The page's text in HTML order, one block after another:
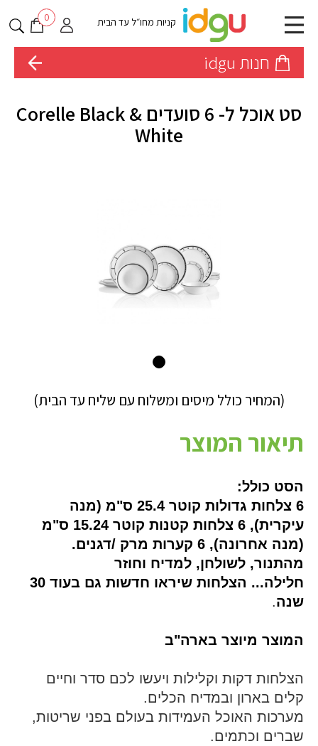
קניות מחו״ל עד הבית 0
חנות idgu
סט אוכל ל- 6 סועדים Corelle Black &
White
(המחיר כולל מיסים ומשלוח עם שליח עד הבית)
תיאור המוצר
הסט כולל:
6 צלחות גדולות קוטר 25.4 ס"מ (מנה
עיקרית), 6 צלחות קטנות קוטר 15.24 ס"מ
(מנה אחרונה), 6 קערות מרק /דגנים.
מהתנור, לשולחן, למדיח וחוזר
חלילה... הצלחות שיראו חדשות גם בעוד 30
שנה.
המוצר מיוצר בארה"ב
הצלחות דקות וקלילות ויעשו לכם סדר וחיים
קלים בארון ובמדיח הכלים.
מערכות האוכל העמידות בעולם בפני שריטות,
שברים וכתמים.